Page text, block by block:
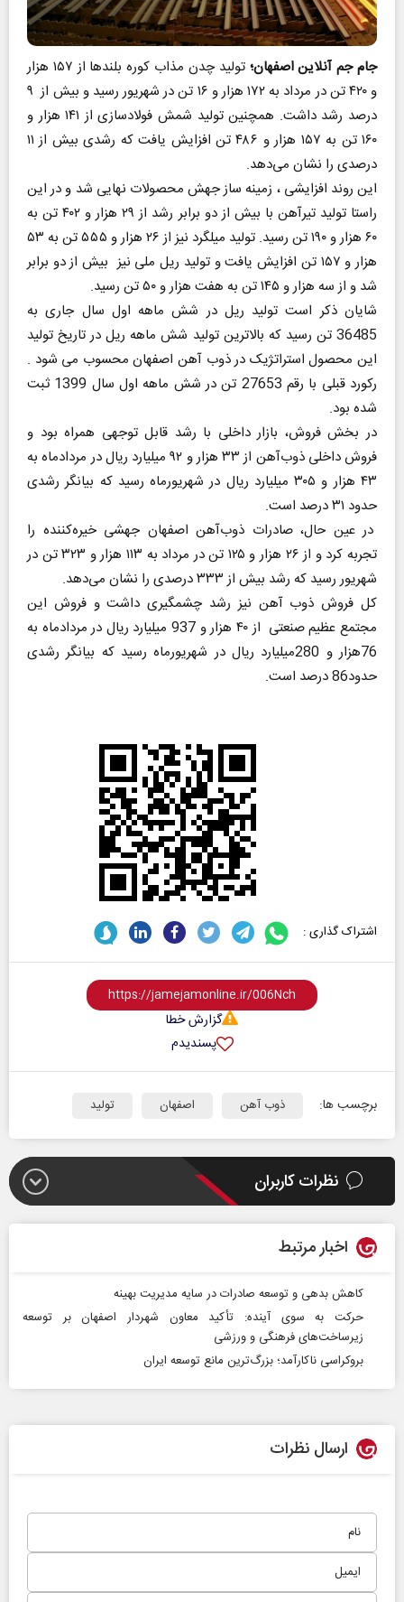
جام جم آنلاین اصفهان؛
تولید چدن مذاب کوره ‌بلندها از ۱۵۷ هزار
و ۴۲۰ تن در مرداد به ۱۷۲ هزار و ۱۶ تن در شهریور رسید و بیش از ۹
درصد رشد داشت. همچنین تولید شمش فولادسازی از ۱۴۱ هزار و
۱۶۰ تن به ۱۵۷ هزار و ۴۸۶ تن افزایش یافت که رشدی بیش از ۱۱
درصدی را نشان می‌دهد.
این روند افزایشی ، زمینه‌ ساز جهش محصولات نهایی شد و در این
راستا تولید تیرآهن با بیش از دو برابر رشد از ۲۹ هزار و ۴۰۲ تن به
۶۰ هزار و ۱۹۰ تن رسید. تولید میلگرد نیز از ۲۶ هزار و ۵۵۵ تن به ۵۳
هزار و ۱۵۷ تن افزایش یافت و تولید ریل ملی نیز بیش از دو برابر
شد و از سه هزار و ۱۴۵ تن به هفت هزار و ۵۰ تن رسید.
شایان ذکر است تولید ریل در شش ماهه اول سال جاری به
36485 تن رسید که بالاترین تولید شش ماهه ریل در تاریخ تولید
این محصول استراتژیک در ذوب آهن اصفهان محسوب می شود .
رکورد قبلی با رقم 27653 تن در شش ماهه اول سال 1399 ثبت
شده بود.
در بخش فروش، بازار داخلی با رشد قابل توجهی همراه بود و
فروش داخلی ذوب‌آهن از ۳۳ هزار و ۹۲ میلیارد ریال در مردادماه به
۴۳ هزار و ۳۰۵ میلیارد ریال در شهریورماه رسید که بیانگر رشدی
حدود ۳۱ درصد است.
در عین حال، صادرات ذوب‌آهن اصفهان جهشی خیره‌کننده را
تجربه کرد و از ۲۶ هزار و ۱۲۵ تن در مرداد به ۱۱۳ هزار و ۳۲۳ تن در
شهریور رسید که رشد بیش از ۳۳۳ درصدی را نشان می‌دهد.
کل فروش ذوب آهن نیز رشد چشمگیری داشت و فروش این
مجتمع عظیم صنعتی از ۴۰ هزار و 937 میلیارد ریال در مردادماه به
76هزار و 280میلیارد ریال در شهریورماه رسید که بیانگر رشدی
حدود86 درصد است.
اشتراک گذاری :
گزارش خطا
پسندیدم
برچسب ها: ذوب آهن اصفهان تولید
نظرات کاربران
اخبار مرتبط
کاهش بدهی و توسعه صادرات در سایه مدیریت بهینه
حرکت به سوی آینده: تأکید معاون شهردار اصفهان بر توسعه
زیرساخت‌های فرهنگی و ورزشی
بروکراسی ناکارآمد؛ بزرگ‌ترین مانع توسعه ایران
ارسال نظرات